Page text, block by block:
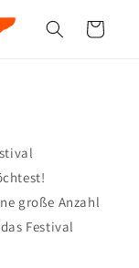
Warenkorb
große Anzahl
Festival